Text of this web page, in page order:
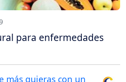
para enfermedades